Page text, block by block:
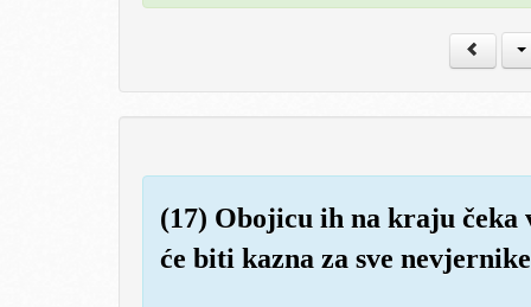
(17) Obojicu ih na kraju
će biti kazna za sve